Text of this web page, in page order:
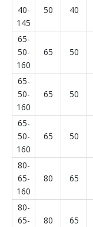
40-
145
50 40
65-
50-
160
65 50
65-
50-
160
65 50
65-
50-
160
65 50
80-
65-
160
80 65
80-
65-
80 65